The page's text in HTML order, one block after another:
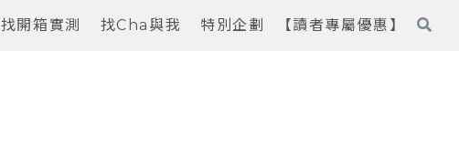
找開箱實測 找Cha與我 特別企劃 【讀者專屬優惠】